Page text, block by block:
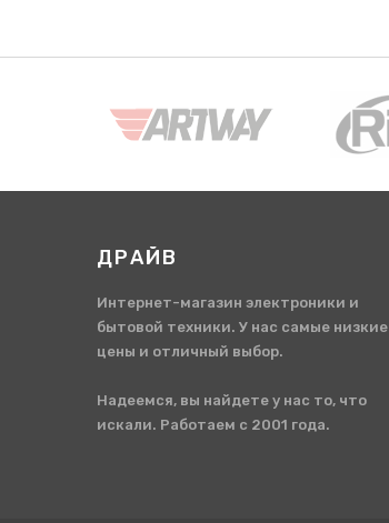
ДРАЙВ
Интернет-магазин электроники и
бытовой техники. У нас самые низкие
цены и отличный выбор.
Надеемся, вы найдете у нас то, что
искали. Работаем с 2001 года.